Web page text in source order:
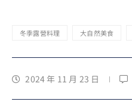
冬季露營料理 大自然美食
2024 年 11 月 23 日